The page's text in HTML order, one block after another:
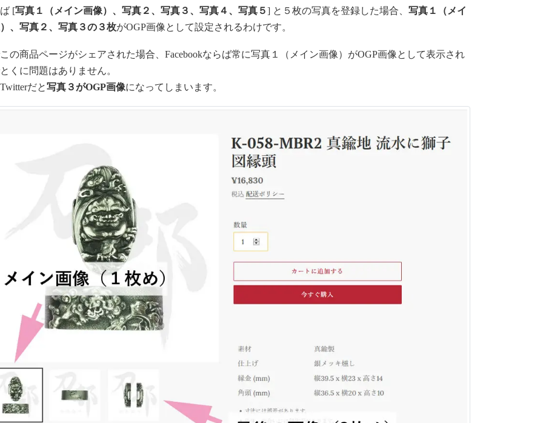
[写真１（メイン画像）、写真２、写真３、写真４、写真５] と５枚の写真を登録した場合、写真１（メイ
、写真２、写真３の３枚がOGP画像として設定されるわけです。
の商品ページがシェアされた場合、Facebookならば常に写真１（メイン画像）がOGP画像として表示され
くに問題はありません。
だと写真３がOGP画像になってしまいます。